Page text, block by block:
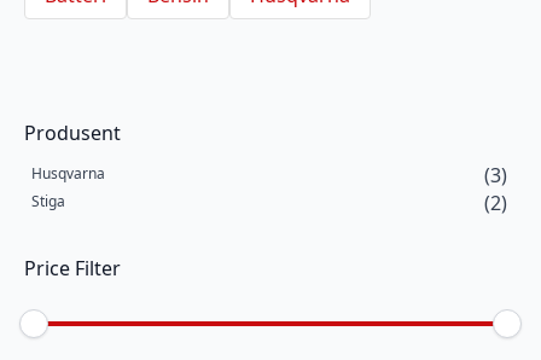
Produsent
Husqvarna (3)
Stiga (2)
Price Filter